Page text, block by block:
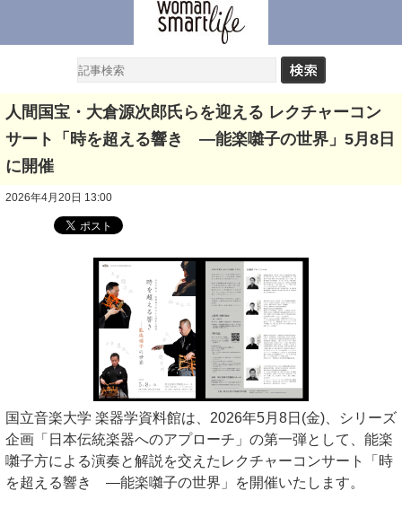
人間国宝・大倉源次郎氏らを迎える レクチャーコン
サート「時を超える響き ―能楽囃子の世界」5月8日
に開催
2026年4月20日 13:00
国立音楽大学 楽器学資料館は、2026年5月8日(金)、シリーズ
企画「日本伝統楽器へのアプローチ」の第一弾として、能楽
囃子方による演奏と解説を交えたレクチャーコンサート「時
を超える響き ―能楽囃子の世界」を開催いたします。